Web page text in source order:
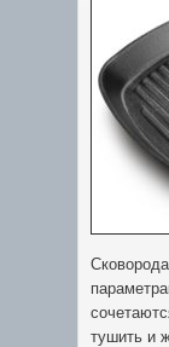
тушить и